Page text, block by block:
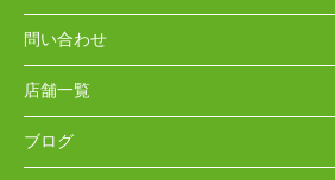
問い合わせ
店舗一覧
ブログ